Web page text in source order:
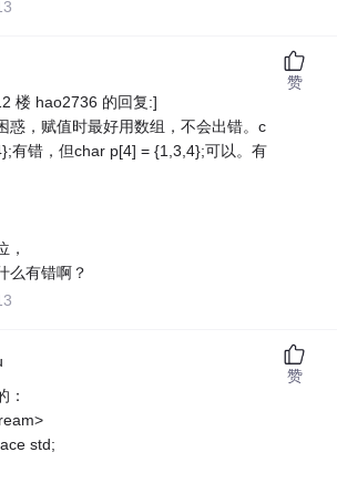
楼 hao2736 的回复:]
惑，赋值时最好用数组，不会出错。c
有错，但char p[4] = {1,3,4};可以。有
，
么有错啊？
赞
：
std;
赞